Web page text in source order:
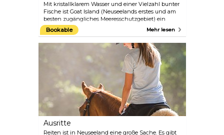
Mit kristallklarem Wasser und einer Vielzahl bunter
Fische ist Goat Island (Neuseelands erstes und am
besten zugängliches Meeresschutzgebiet) ein
Magnet für Schnorchler und Taucher und liegt nur
eine Stunde von Aucklands Stadtzentrum entfernt.
Nehmen Sie an der beliebten Glass Bottom Boat
Tour teil, einem unterhaltsamen und lehrreichen
Abenteuer für Gäste jeden Alters, bei dem Sie mehr
über die Fische, die Fauna, das Meeresleben und
die Vögel erfahren, die in diesem geschützten
Bookable Mehr lesen
Ausritte
Reiten ist in Neuseeland eine große Sache. Es gibt